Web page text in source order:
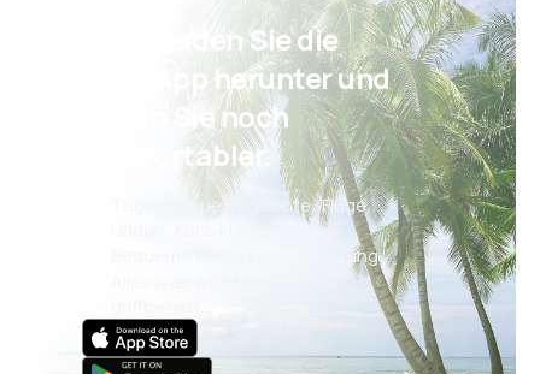
Psst! Laden Sie die
eSky App herunter und
reisen Sie noch
komfortabler.
Täglich neue Angebote: Flüge,
Bequeme Buchungsverwaltung